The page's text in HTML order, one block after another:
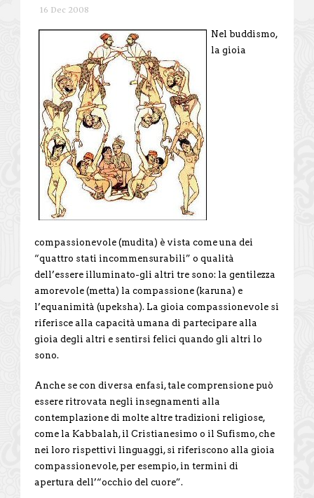
16 Dec 2008
Nel buddismo,
la gioia
compassionevole (mudita) è vista come una dei
“quattro stati incommensurabili” o qualità
dell’essere illuminato-gli altri tre sono: la gentilezza
amorevole (metta) la compassione (karuna) e
l’equanimità (upeksha). La gioia compassionevole si
riferisce alla capacità umana di partecipare alla
gioia degli altri e sentirsi felici quando gli altri lo
sono.
Anche se con diversa enfasi, tale comprensione può
essere ritrovata negli insegnamenti alla
contemplazione di molte altre tradizioni religiose,
come la Kabbalah, il Cristianesimo o il Sufismo, che
nei loro rispettivi linguaggi, si riferiscono alla gioia
compassionevole, per esempio, in termini di
apertura dell’“occhio del cuore”.